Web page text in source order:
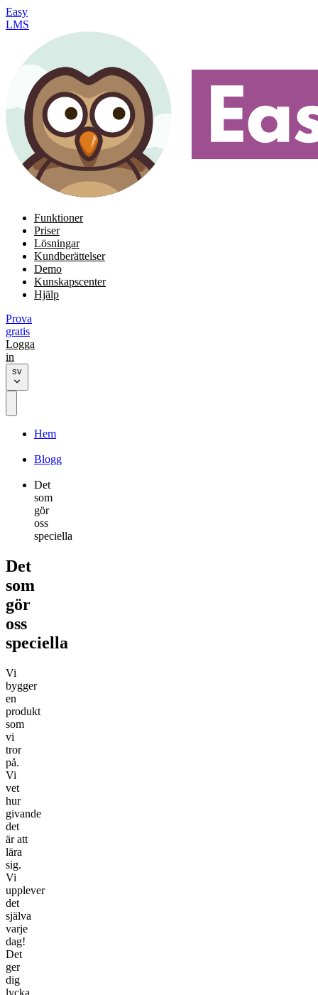
Easy
LMS
Funktioner
Priser
Lösningar
Kundberättelser
Demo
Kunskapscenter
Hjälp
Prova
gratis
Logga
in
sv
Hem
Blogg
Det
som
gör
oss
speciella
Det
som
gör
oss
speciella
Vi
bygger
en
produkt
som
vi
tror
på.
Vi
vet
hur
givande
det
är att
lära
sig.
Vi
upplever
det
själva
varje
dag!
Det
ger
dig
lycka